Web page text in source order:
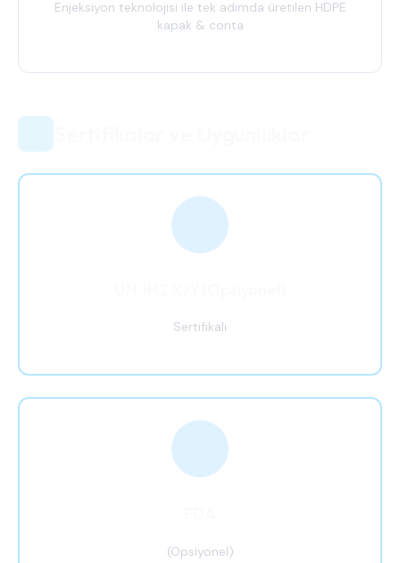
Enjeksiyon teknolojisi ile tek adımda üretilen HDPE
kapak & conta
Sertifikalı
(Opsiyonel)